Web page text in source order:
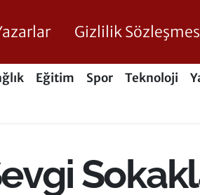
Gizlilik
Eğitim Spor Teknoloji